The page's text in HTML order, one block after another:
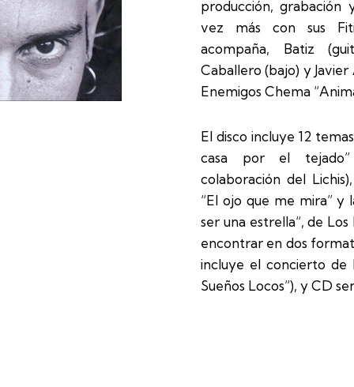
producción, grabación
vez más con sus
acompaña, Batiz
Caballero (bajo) y
Enemigos Chema
El disco incluye 12
casa por el
colaboración del
“El ojo que me mira” y
ser una estrella“, de
encontrar en dos
incluye el concierto de
Sueños Locos”), y CD